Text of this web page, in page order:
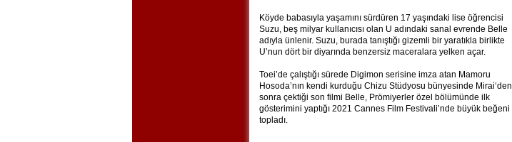
Köyde babasıyla yaşamını sürdüren 17 yaşındaki lise öğrencisi
Suzu, beş milyar kullanıcısı olan U adındaki sanal evrende Belle
adıyla ünlenir. Suzu, burada tanıştığı gizemli bir yaratıkla birlikte
U’nun dört bir diyarında benzersiz maceralara yelken açar.
Toei’de çalıştığı sürede Digimon serisine imza atan Mamoru
Hosoda’nın kendi kurduğu Chizu Stüdyosu bünyesinde Mirai‘den
sonra çektiği son filmi Belle, Prömiyerler özel bölümünde ilk
gösterimini yaptığı 2021 Cannes Film Festivali’nde büyük beğeni
topladı.